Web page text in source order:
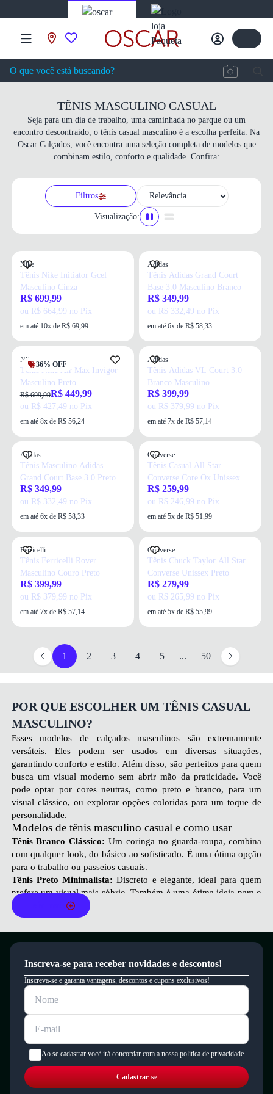
TÊNIS MASCULINO CASUAL
Seja para um dia de trabalho, uma caminhada no parque ou um
encontro descontraído, o tênis casual masculino é a escolha perfeita. Na
Oscar Calçados, você encontra uma seleção completa de modelos que
combinam estilo, conforto e qualidade. Confira:
Filtros
Visualização:
Nike
Tênis Nike Initiator Gcel
Masculino Cinza
R$ 699,99
ou R$ 664,99 no Pix
em até 10x de R$ 69,99
Adidas
Tênis Adidas Grand Court
Base 3.0 Masculino Branco
R$ 349,99
ou R$ 332,49 no Pix
em até 6x de R$ 58,33
36% OFF
Nike
Tênis Nike Air Max Invigor
Masculino Preto
R$ 699,99R$ 449,99
ou R$ 427,49 no Pix
em até 8x de R$ 56,24
Adidas
Tênis Adidas VL Court 3.0
Branco Masculino
R$ 399,99
ou R$ 379,99 no Pix
em até 7x de R$ 57,14
Adidas
Tênis Masculino Adidas
Grand Court Base 3.0 Preto
R$ 349,99
ou R$ 332,49 no Pix
em até 6x de R$ 58,33
Converse
Tênis Casual All Star
Converse Core Ox Unissex
Branco
R$ 259,99
ou R$ 246,99 no Pix
em até 5x de R$ 51,99
Ferricelli
Tênis Ferricelli Rover
Masculino Couro Preto
R$ 399,99
ou R$ 379,99 no Pix
em até 7x de R$ 57,14
Converse
Tênis Chuck Taylor All Star
Converse Unissex Preto
R$ 279,99
ou R$ 265,99 no Pix
em até 5x de R$ 55,99
1 2 3 4 5 ... 50
POR QUE ESCOLHER UM TÊNIS CASUAL
MASCULINO?
Esses modelos de calçados masculinos são extremamente
versáteis. Eles podem ser usados em diversas situações,
garantindo conforto e estilo. Além disso, são perfeitos para quem
busca um visual moderno sem abrir mão da praticidade. Você
pode optar por cores neutras, como preto e branco, para um
visual clássico, ou explorar opções coloridas para um toque de
personalidade.
Modelos de tênis masculino casual e como usar
Tênis Branco Clássico: Um coringa no guarda-roupa, combina
com qualquer look, do básico ao sofisticado. É uma ótima opção
para o trabalho ou passeios casuais.
Tênis Preto Minimalista: Discreto e elegante, ideal para quem
prefere um visual mais sóbrio. Também é uma ótima ideia para o
trabalho.
Tênis Colorido:Para quem gosta de adicionar personalidade ao
visual. Aposte em combinações mais despojadas com calças
jeans e camisetas básicas.
combinar. Ele é perfeito para momentos descontraídos!
Tênis de Cano Alto:Estilo urbano com um toque de
personalidade. Se você aposta em um visual mais estiloso, esse
Qual a diferença entre tênis casual e sapatênis?
Embora pareçam semelhantes, tênis casual e
diferenças claras. O tênis casual possui um design mais esportivo
e despojado, ideal para quem busca conforto e estilo em qualquer
situação. Já o sapatênis é um híbrido entre sapato e tênis, com
uma pegada mais social, perfeito para ambientes mais formais,
Inscreva-se para receber novidades e descontos!
Inscreva-se e garanta vantagens, descontos e cupons exclusivos!
Ao se cadastrar você irá concordar com a nossa política de privacidade
Cadastrar-se